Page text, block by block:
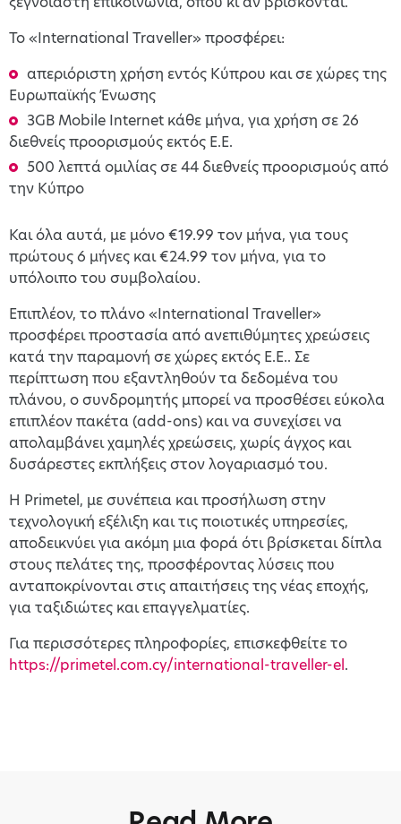
Το «International Traveller» προσφέρει:
απεριόριστη χρήση εντός Κύπρου και σε χώρες της
Ευρωπαϊκής Ένωσης
3GB Mobile Internet κάθε μήνα, για χρήση σε 26
διεθνείς προορισμούς εκτός Ε.Ε.
500 λεπτά ομιλίας σε 44 διεθνείς προορισμούς από
την Κύπρο
Και όλα αυτά, με μόνο €19.99 τον μήνα, για τους
πρώτους 6 μήνες και €24.99 τον μήνα, για το
υπόλοιπο του συμβολαίου.
Επιπλέον, το πλάνο «International Traveller»
προσφέρει προστασία από ανεπιθύμητες χρεώσεις
κατά την παραμονή σε χώρες εκτός Ε.Ε.. Σε
περίπτωση που εξαντληθούν τα δεδομένα του
πλάνου, ο συνδρομητής μπορεί να προσθέσει εύκολα
επιπλέον πακέτα (add-ons) και να συνεχίσει να
απολαμβάνει χαμηλές χρεώσεις, χωρίς άγχος και
δυσάρεστες εκπλήξεις στον λογαριασμό του.
Η Primetel, με συνέπεια και προσήλωση στην
τεχνολογική εξέλιξη και τις ποιοτικές υπηρεσίες,
αποδεικνύει για ακόμη μια φορά ότι βρίσκεται δίπλα
στους πελάτες της, προσφέροντας λύσεις που
ανταποκρίνονται στις απαιτήσεις της νέας εποχής,
για ταξιδιώτες και επαγγελματίες.
Για περισσότερες πληροφορίες, επισκεφθείτε το
https://primetel.com.cy/international-traveller-el.